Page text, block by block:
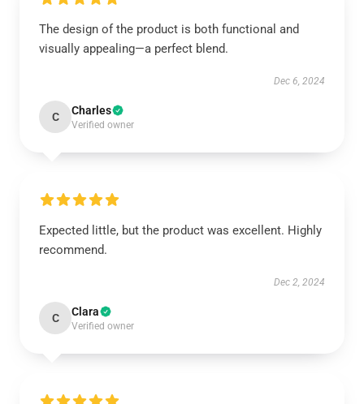
The design of the product is both functional and
visually appealing—a perfect blend.
Dec 6, 2024
C Charles
Verified owner
Expected little, but the product was excellent. Highly
recommend.
Dec 2, 2024
C Clara
Verified owner